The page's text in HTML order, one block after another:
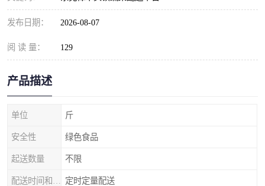
发布日期： 2026-08-07
阅 读 量： 129
产品描述
单位 斤
安全性 绿色食品
起送数量 不限
定时定量配送